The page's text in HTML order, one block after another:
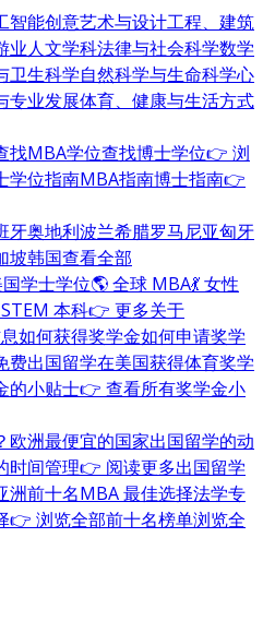
智能创意艺术与设计工程、建筑
业人文学科法律与社会科学数学
卫生科学自然科学与生命科学心
专业发展体育、健康与生活方式
找MBA学位查找博士学位👉 浏
学位指南MBA指南博士指南👉
牙奥地利波兰希腊罗马尼亚匈牙
坡韩国查看全部
学士学位🌎 全球 MBA💃 女性
本科👉 更多关于
如何获得奖学金如何申请奖学
费出国留学在美国获得体育奖学
的小贴士👉 查看所有奖学金小
欧洲最便宜的国家出国留学的动
时间管理👉 阅读更多出国留学
洲前十名MBA 最佳选择法学专
👉 浏览全部前十名榜单浏览全